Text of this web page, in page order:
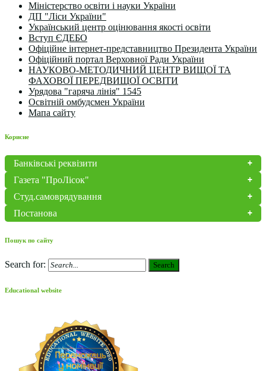
Міністерство освіти і науки України
ДП "Ліси України"
Український центр оцінювання якості освіти
Вступ ЄДЕБО
Офіційне інтернет-представництво Президента України
Офіційний портал Верховної Ради України
НАУКОВО-МЕТОДИЧНИЙ ЦЕНТР ВИЩОЇ ТА
ФАХОВОЇ ПЕРЕДВИЩОЇ ОСВІТИ
Урядова "гаряча лінія" 1545
Освітній омбудсмен України
Мапа сайту
Корисне
Банківські реквізити
Газета "ПроЛісок"
Студ.самоврядування
Постанова
Пошук по сайту
Search for: Search
Educational website